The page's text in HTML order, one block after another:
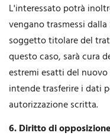
L'interessato potrà
vengano trasmessi
soggetto titolare del
questo caso, sarà cura
estremi esatti del
intende trasferire i dati
autorizzazione scritta.
6. Diritto di opposizione